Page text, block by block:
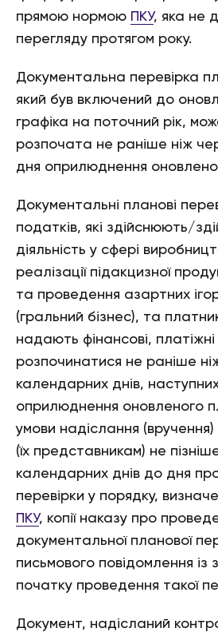
прямою нормою ПКУ, яка не
перегляду протягом року.
Документальна перевірка
який був включений до
графіка на поточний рік,
розпочата не раніше ніж
дня оприлюднення
Документальні планові
податків, які здійснюють/
діяльність у сфері
реалізації підакцизної
та проведення азартних ігор
(гральний бізнес), та
надають фінансові,
розпочинатися не раніше
календарних днів,
оприлюднення оновленого
умови надіслання
(їх представникам) не
календарних днів до дня
перевірки у порядку,
ПКУ, копії наказу про
документальної планової
письмового повідомлення
початку проведення такої
Документ, надісланий